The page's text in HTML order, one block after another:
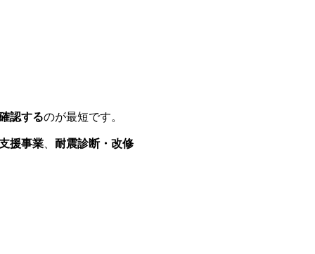
認するのが最短です。
援事業 耐震診断・改修